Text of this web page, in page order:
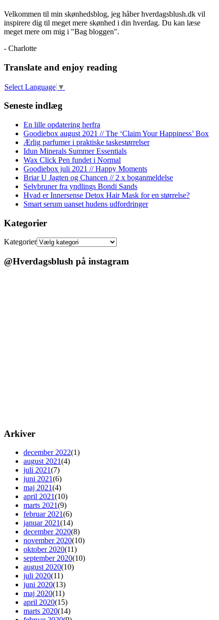
Velkommen til min skønhedsblog, jeg håber hverdagsblush.dk vil
inspirere dig til meget mere skønhed i din hverdag. Du kan læse
meget mere om mig i "Bag bloggen".
- Charlotte
Translate and enjoy reading
Select Language ▼
Seneste indlæg
En lille opdatering herfra
Goodiebox august 2021 // The ‘Claim Your Happiness’ Box
Ærlig parfumer i praktiske taskestørrelser
Idun Minerals Summer Essentials
Wax Click Pen fundet i Normal
Goodiebox juli 2021 // Happy Moments
Briar U Jagten og Chancen // 2 x boganmeldelse
Selvbruner fra yndlings Bondi Sands
Hvad er Innersense Detox Hair Mask for en størrelse?
Smart serum uanset hudens udfordringer
Kategorier
Kategorier
@Hverdagsblush på instagram
Arkiver
december 2022(1)
august 2021(4)
juli 2021(7)
juni 2021(6)
maj 2021(4)
april 2021(10)
marts 2021(9)
februar 2021(6)
januar 2021(14)
december 2020(8)
november 2020(10)
oktober 2020(11)
september 2020(10)
august 2020(10)
juli 2020(11)
juni 2020(13)
maj 2020(11)
april 2020(15)
marts 2020(14)